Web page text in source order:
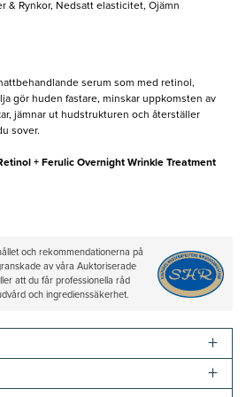
& Rynkor, Nedsatt elasticitet, Ojämn
serum som med retinol,
gör huden fastare, minskar uppkomsten av
jämnar ut hudstrukturen och återställer
sover.
+ Ferulic Overnight Wrinkle Treatment
och rekommendationerna på
av våra Auktoriserade
att du får professionella råd
och ingredienssäkerhet.
+
+